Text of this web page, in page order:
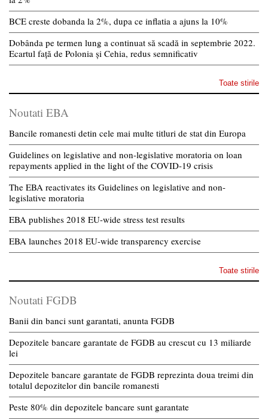
BCE creste dobanda la 2%, dupa ce inflatia a ajuns la 10%
Dobânda pe termen lung a continuat să scadă in septembrie 2022.
Ecartul față de Polonia și Cehia, redus semnificativ
Toate stirile
Noutati EBA
Bancile romanesti detin cele mai multe titluri de stat din Europa
Guidelines on legislative and non-legislative moratoria on loan
repayments applied in the light of the COVID-19 crisis
The EBA reactivates its Guidelines on legislative and non-
legislative moratoria
EBA publishes 2018 EU-wide stress test results
EBA launches 2018 EU-wide transparency exercise
Toate stirile
Noutati FGDB
Banii din banci sunt garantati, anunta FGDB
Depozitele bancare garantate de FGDB au crescut cu 13 miliarde
lei
Depozitele bancare garantate de FGDB reprezinta doua treimi din
totalul depozitelor din bancile romanesti
Peste 80% din depozitele bancare sunt garantate